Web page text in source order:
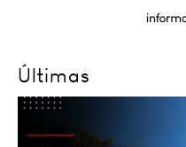
Últimas